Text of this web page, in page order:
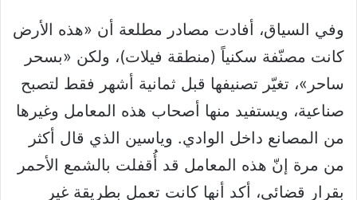
وفي السياق، أفادت مصادر مطلعة أن «هذه الأرض
كانت مصنّفة سكنياً (منطقة فيلات)، ولكن «بسحر
ساحر»، تغيّر تصنيفها قبل ثمانية أشهر فقط لتصبح
صناعية، ويستفيد منها أصحاب هذه المعامل وغيرها
من المصانع داخل الوادي. وياسين الذي قال أكثر
من مرة إنّ هذه المعامل قد أُقفلت بالشمع الأحمر
بقرار قضائي، أكد أنها كانت تعمل بطريقة غير